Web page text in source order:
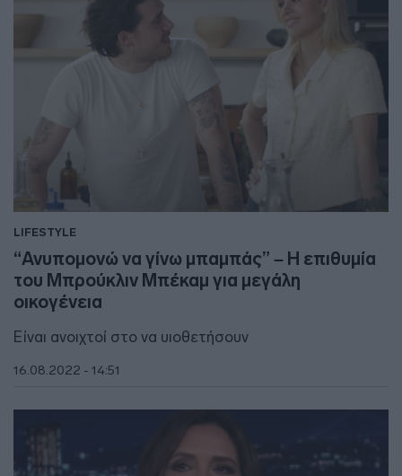
LIFESTYLE
“Ανυπομονώ να γίνω μπαμπάς” – Η επιθυμία
του Μπρούκλιν Μπέκαμ για μεγάλη
οικογένεια
Είναι ανοιχτοί στο να υιοθετήσουν
16.08.2022 - 14:51